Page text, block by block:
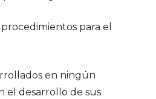
para el
en ningún
el desarrollo de sus